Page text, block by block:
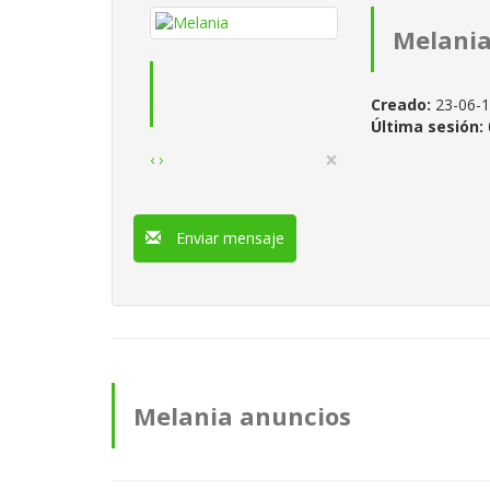
‹ › ×
Melania
Creado: 23-06-
Última sesión:
Enviar mensaje
Melania anuncios